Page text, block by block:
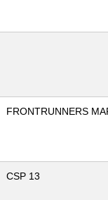
FRONTRUNNERS
CSP 13